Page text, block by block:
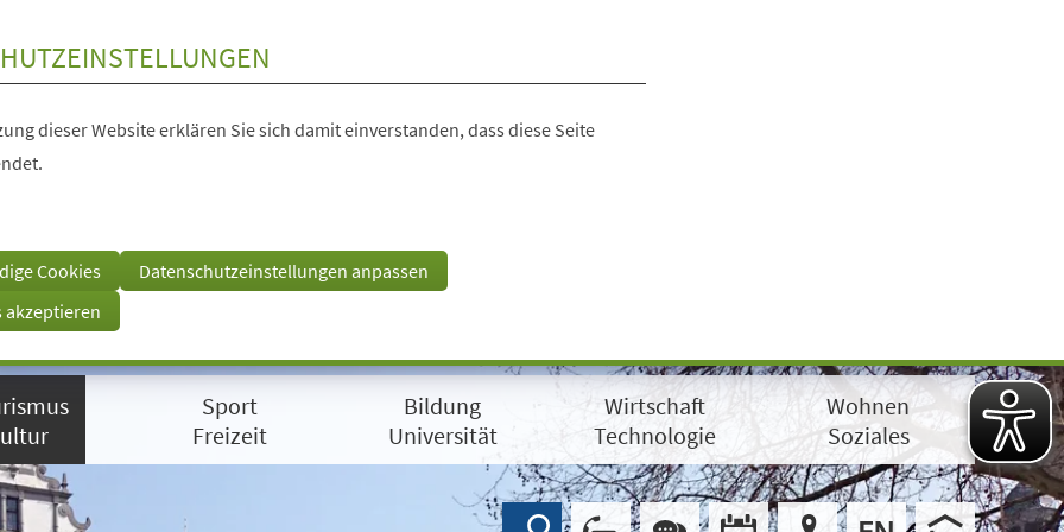
dieser Website erklären Sie sich damit einverstanden, dass diese Seite
Cookies
Datenschutzeinstellungen anpassen
akzeptieren
Sport
Freizeit
Bildung
Universität
Wirtschaft
Technologie
Wohnen
Soziales